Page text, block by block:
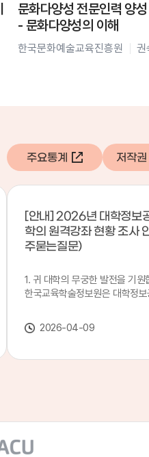
문화다양성 전문인력 양
- 문화다양성의 이해
한국문화예술교육진흥원 권
[안내] 2026년 대학정보
학의 원격강좌 현황 조사
주묻는질문)
1. 귀 대학의 무궁한 발전을 기원
한국교육학술정보원은 대학정
본 조사는 2025. 3. 1~2026. 2.
에 운영된 원격강좌(이러닝) 현
강좌(12-바)'에 데이터를 연계할
인시 캠퍼스인 경우 해당 캠퍼스
2026-04-09
주요통계 저작